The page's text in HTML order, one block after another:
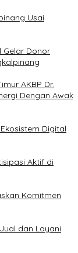
Usai
Gelar Donor
AKBP Dr.
Dengan Awak
Digital
Aktif di
Komitmen
dan Layani